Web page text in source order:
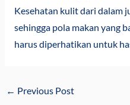
Kesehatan kulit dari dalam
sehingga pola makan yang
harus diperhatikan untuk
← Previous Post